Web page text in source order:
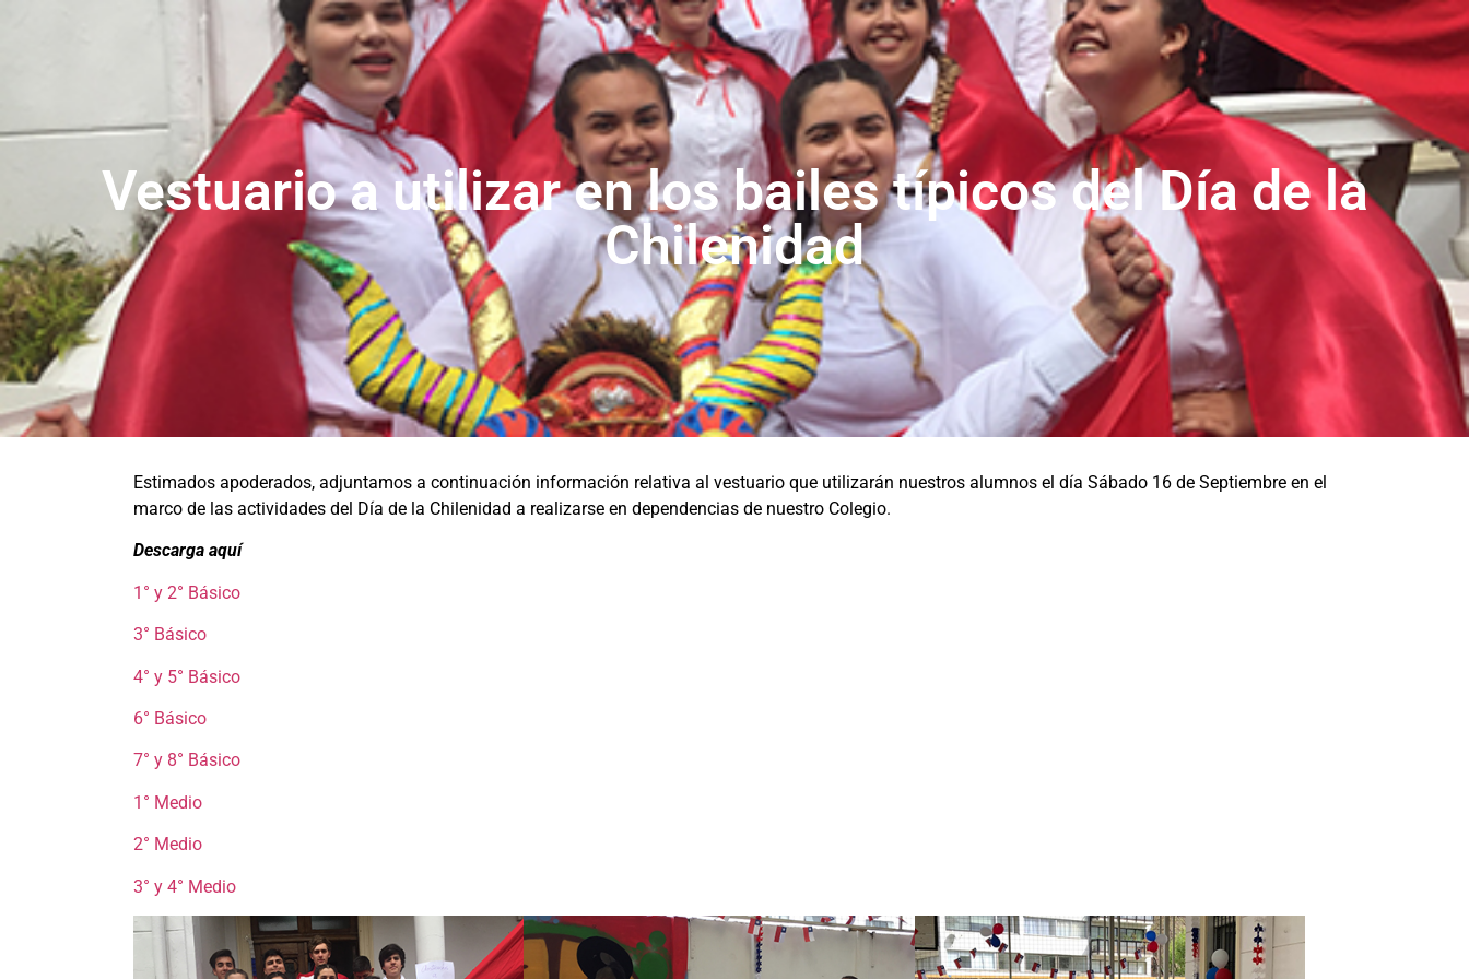
Vestuario a utilizar en los bailes típicos del Día de la
Chilenidad
Estimados apoderados, adjuntamos a continuación información relativa al vestuario que utilizarán nuestros alumnos el día Sábado 16 de Septiembre en el
marco de las actividades del Día de la Chilenidad a realizarse en dependencias de nuestro Colegio.
Descarga aquí
1° y 2° Básico
3° Básico
4° y 5° Básico
6° Básico
7° y 8° Básico
1° Medio
2° Medio
3° y 4° Medio